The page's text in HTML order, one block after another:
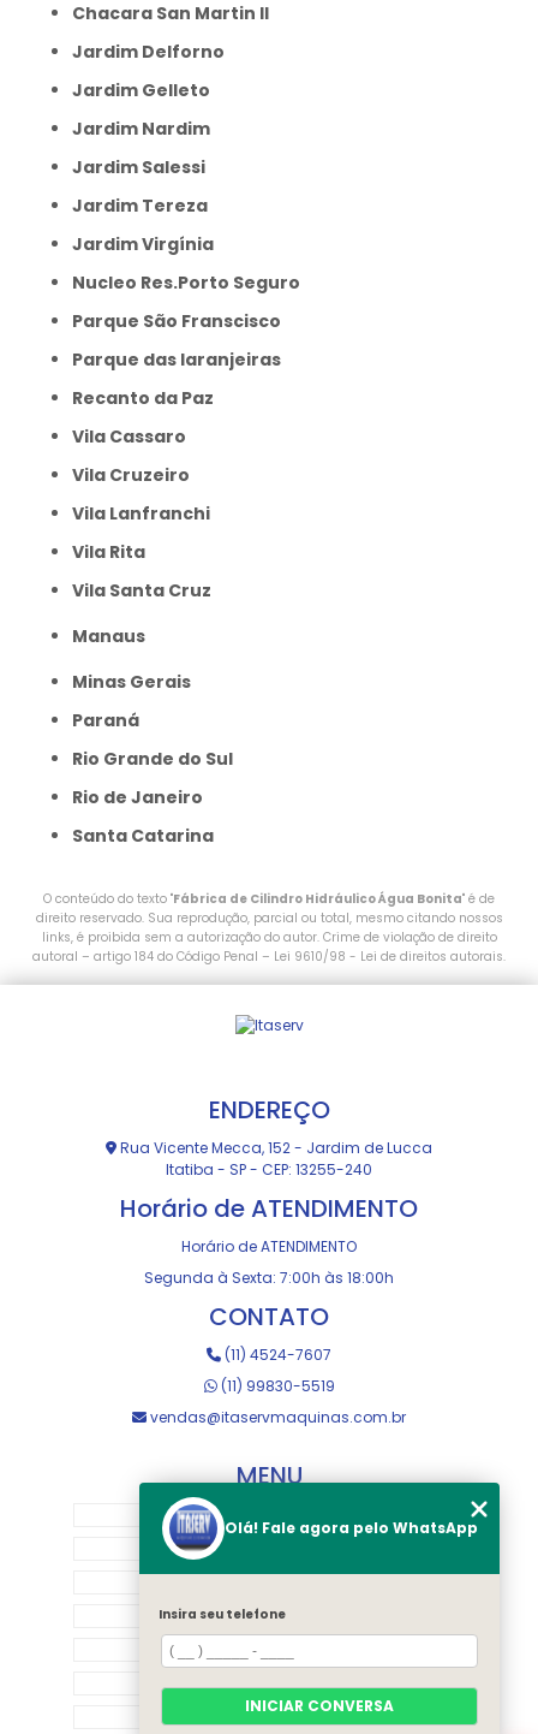
Chacara San Martin II
Jardim Delforno
Jardim Gelleto
Jardim Nardim
Jardim Salessi
Jardim Tereza
Jardim Virgínia
Nucleo Res.Porto Seguro
Parque São Franscisco
Parque das laranjeiras
Recanto da Paz
Vila Cassaro
Vila Cruzeiro
Vila Lanfranchi
Vila Rita
Vila Santa Cruz
Manaus
Minas Gerais
Paraná
Rio Grande do Sul
Rio de Janeiro
Santa Catarina
O conteúdo do texto "Fábrica de Cilindro Hidráulico Água Bonita" é de
direito reservado. Sua reprodução, parcial ou total, mesmo citando nossos
links, é proibida sem a autorização do autor. Crime de violação de direito
autoral – artigo 184 do Código Penal – Lei 9610/98 - Lei de direitos autorais.
ENDEREÇO
Rua Vicente Mecca, 152 - Jardim de Lucca
Itatiba - SP - CEP: 13255-240
Horário de ATENDIMENTO
Horário de ATENDIMENTO
Segunda à Sexta: 7:00h às 18:00h
CONTATO
(11) 4524-7607
(11) 99830-5519
vendas@itaservmaquinas.com.br
MENU
MANUTENÇÃO E USINAGEM
LOJA
EQUIPAMENTOS
RASTREAMENTO
CONTATO
Olá! Fale agora pelo WhatsApp
Insira seu telefone
INICIAR CONVERSA